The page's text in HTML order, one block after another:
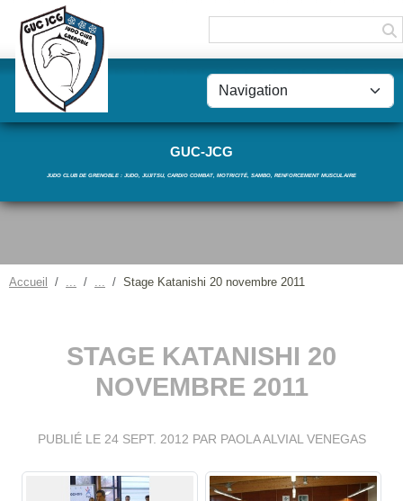
GUC-JCG
JUDO CLUB DE GRENOBLE : JUDO, JUJITSU, CARDIO COMBAT, MOTRICITÉ, SAMBO, RENFORCEMENT MUSCULAIRE
Accueil Stage Katanishi 20 novembre 2011
STAGE KATANISHI 20
NOVEMBRE 2011
PUBLIÉ LE 24 SEPT. 2012 PAR PAOLA ALVIAL VENEGAS
Panneau de gestion des cookies